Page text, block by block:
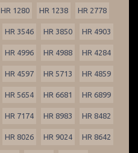
HR 1280 HR 1238 HR 2778
HR 3546 HR 3850 HR 4903
HR 4996 HR 4988 HR 4284
HR 4597 HR 5713 HR 4859
HR 5654 HR 6681 HR 6899
HR 7174 HR 8983 HR 8482
HR 8026 HR 9024 HR 8642